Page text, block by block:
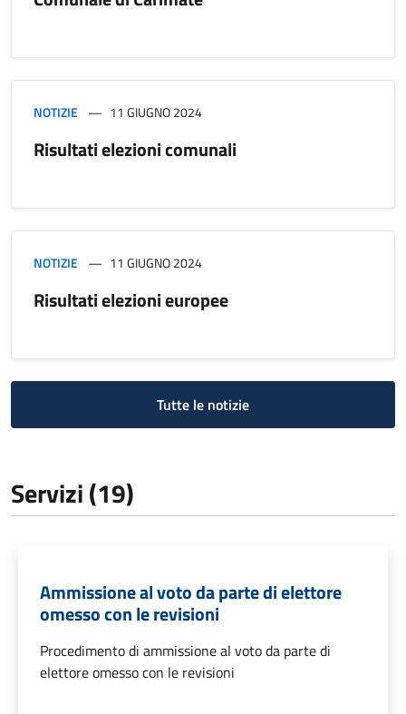
NOTIZIE 11 GIUGNO 2024
Risultati elezioni comunali
NOTIZIE 11 GIUGNO 2024
Risultati elezioni europee
Tutte le notizie
Servizi (19)
Ammissione al voto da parte di elettore
omesso con le revisioni
Procedimento di ammissione al voto da parte di
elettore omesso con le revisioni